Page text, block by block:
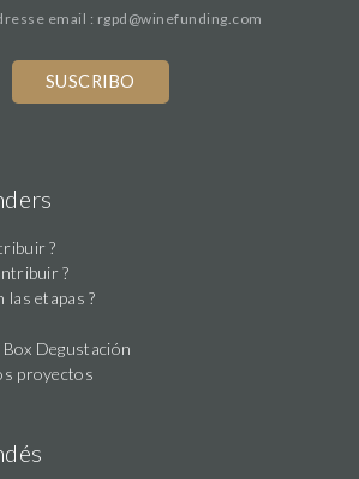
email : rgpd@winefunding.com
?
?
las etapas ?
Box Degustación
proyectos